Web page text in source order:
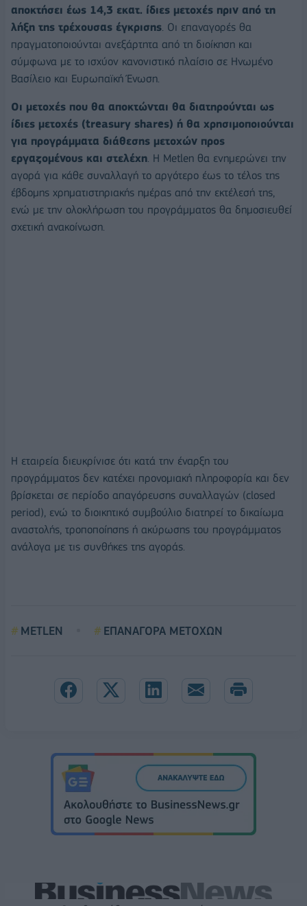
αποκτήσει έως 14,3 εκατ. ίδιες μετοχές πριν από τη
λήξη της τρέχουσας έγκρισης . Οι επαναγορές θα
πραγματοποιούνται ανεξάρτητα από τη διοίκηση και
σύμφωνα με το ισχύον κανονιστικό πλαίσιο σε Ηνωμένο
Βασίλειο και Ευρωπαϊκή Ένωση.
Οι μετοχές που θα αποκτώνται θα διατηρούνται ως
ίδιες μετοχές (treasury shares) ή θα χρησιμοποιούνται
για προγράμματα διάθεσης μετοχών προς
εργαζομένους και στελέχη. Η Μetlen θα ενημερώνει την
αγορά για κάθε συναλλαγή το αργότερο έως το τέλος της
έβδομης χρηματιστηριακής ημέρας από την εκτέλεσή της,
ενώ με την ολοκλήρωση του προγράμματος θα δημοσιευθεί
σχετική ανακοίνωση.
Η εταιρεία διευκρίνισε ότι κατά την έναρξη του
προγράμματος δεν κατέχει προνομιακή πληροφορία και δεν
βρίσκεται σε περίοδο απαγόρευσης συναλλαγών (closed
period), ενώ το διοικητικό συμβούλιο διατηρεί το δικαίωμα
αναστολής, τροποποίησης ή ακύρωσης του προγράμματος
ανάλογα με τις συνθήκες της αγοράς.
METLEN ΕΠΑΝΑΓΟΡΑ ΜΕΤΟΧΩΝ